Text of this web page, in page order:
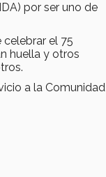
por ser uno de
el 75
huella y otros
a la Comunidad